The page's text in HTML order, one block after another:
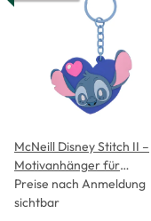
McNeill Disney Stitch II –
Motivanhänger für
Schulranzen und Schlüssel
Preise nach Anmeldung
sichtbar